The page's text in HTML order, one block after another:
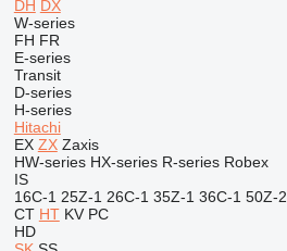
DH DX
W-series
FH FR
E-series
Transit
D-series
H-series
Hitachi
EX ZX Zaxis
HW-series HX-series R-series Robex
IS
16C-1 25Z-1 26C-1 35Z-1 36C-1 50Z-2
CT HT KV PC
HD